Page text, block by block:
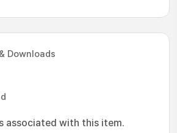
Downloads
associated with this item.